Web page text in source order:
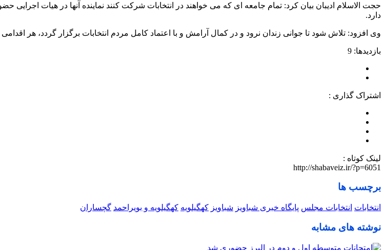
حجت الاسلام ادیبان بیان کرد: تمام جامعه ای که می خواهند در انتخابات شرکت کنند نماینده آنها در هیات اجرایی
دارد.
وی افزود: تلاش شود تا جوانی زندان نرود و در کمال آرامش و با اعتماد کامل مردم انتخابات برگزار گردد، هر
بازدیدها: 9
اشتراک گذاری :
لینک کوتاه :
http://shabaveiz.ir/?p=6051
برچسب ها
انتخابات انتخابات مجلس پایگاه خبری شباویز شباویز کهگیلویه کهگیلویه و بویراحمد گچساران
نوشته های مشابه